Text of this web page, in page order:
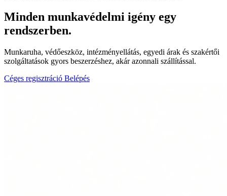
Minden munkavédelmi igény egy
rendszerben.
Munkaruha, védőeszköz, intézményellátás, egyedi árak és szakértői
szolgáltatások gyors beszerzéshez, akár azonnali szállítással.
Céges regisztráció Belépés